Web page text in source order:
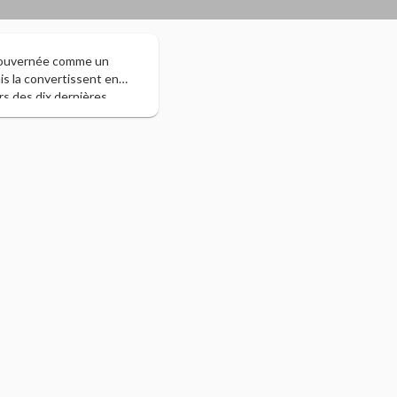
comme un
la convertissent en
des dix dernières
le textile,